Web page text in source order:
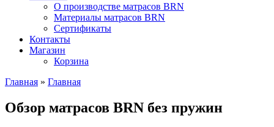
О производстве матрасов BRN
Материалы матрасов BRN
Сертификаты
Контакты
Магазин
Корзина
Главная » Главная
Обзор матрасов BRN без пружин